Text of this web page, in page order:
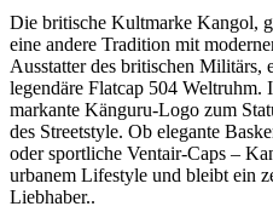
Die britische Kultmarke Kangol,
eine andere Tradition mit
Ausstatter des britischen Militärs,
legendäre Flatcap 504 Weltruhm.
markante Känguru-Logo zum
des Streetstyle. Ob elegante
oder sportliche Ventair-Caps –
urbanem Lifestyle und bleibt ein
Liebhaber..